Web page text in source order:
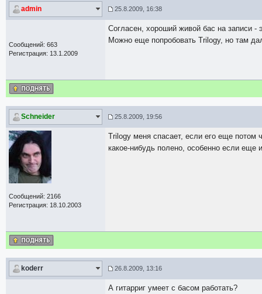
admin 25.8.2009, 16:38
Сообщений: 663
Регистрация: 13.1.2009
Согласен, хороший живой бас на записи
Можно еще попробовать Trilogy, но там
Schneider 25.8.2009, 19:56
Сообщений: 2166
Регистрация: 18.10.2003
Trilogy меня спасает, если его еще потом
какое-нибудь полено, особенно если еще
koderr 26.8.2009, 13:16
А гитарриг умеет с басом работать?